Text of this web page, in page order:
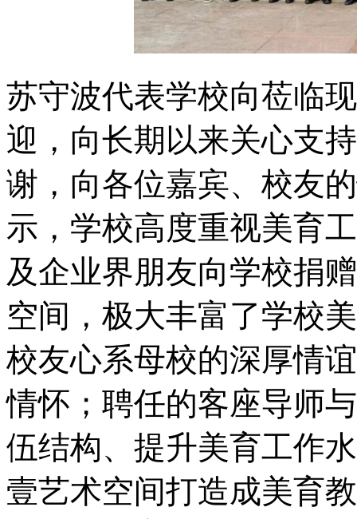
苏守波代表学校向莅临
迎，向长期以来关心支
谢，向各位嘉宾、校友
示，学校高度重视美育
及企业界朋友向学校捐
空间，极大丰富了学校
校友心系母校的深厚情
情怀；聘任的客座导师
伍结构、提升美育工作
壹艺术空间打造成美育